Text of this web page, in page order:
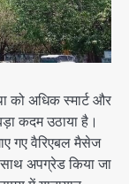
को अधिक स्मार्ट और
कदम उठाया है।
गए वैरिएबल मैसेज
अपग्रेड किया जा